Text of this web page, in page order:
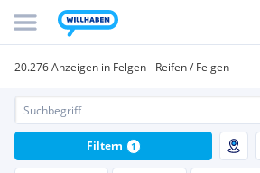
20.276 Anzeigen in Felgen - Reifen / Felgen
Filtern 1